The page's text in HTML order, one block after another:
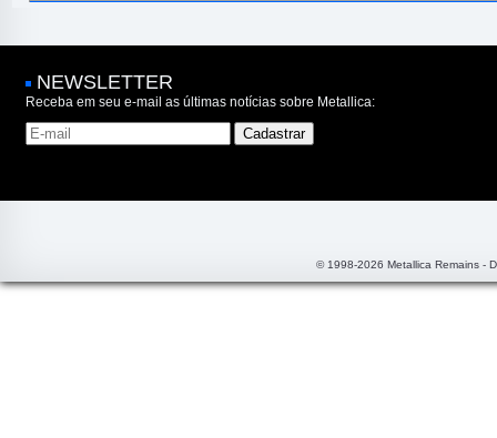
NEWSLETTER
Receba em seu e-mail as últimas notícias sobre Metallica:
© 1998-2026 Metallica Remains -